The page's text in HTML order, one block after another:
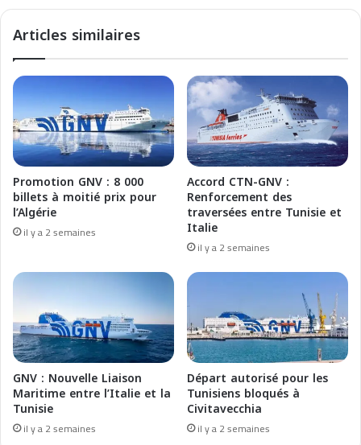
M
t
é
o
a
u
S
a
m
e
d
i
M
M
)
t
e
O
r
a
n
:
W
e
a
t
h
r
R
p
o
r
t
f
o
r
Articles similaires
Promotion GNV : 8 000
billets à moitié prix pour
l’Algérie
il y a 2 semaines
Accord CTN-GNV :
Renforcement des
traversées entre Tunisie et
Italie
il y a 2 semaines
GNV : Nouvelle Liaison
Maritime entre l’Italie et la
Tunisie
il y a 2 semaines
Départ autorisé pour les
Tunisiens bloqués à
Civitavecchia
il y a 2 semaines